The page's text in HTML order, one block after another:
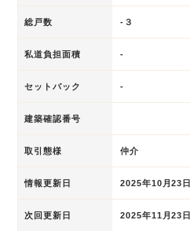
総戸数 -３
私道負担面積 -
セットバック -
建築確認番号
取引態様 仲介
情報更新日 2025年10月23日
次回更新日 2025年11月23日